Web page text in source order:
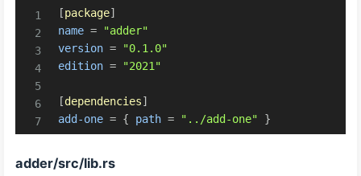
[package]
name =
"adder"
version =
"0.1.0"
edition = "2021"
[dependencies]
add-one = { path = "../add-one" }
adder/src/lib.rs